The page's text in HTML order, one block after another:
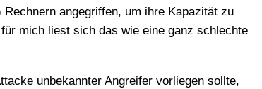
ange­grif­fen, um ihre Kapa­zi­tät zu
mich liest sich das wie eine ganz schlech­te
unbe­kann­ter Angrei­fer vor­lie­gen soll­te,